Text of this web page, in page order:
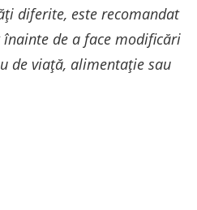
diferite, este recomandat
de a face modificări
de viață, alimentație sau